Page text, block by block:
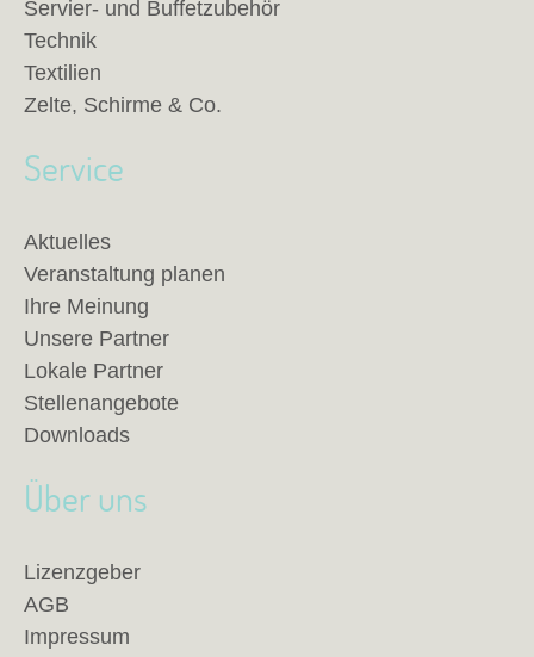
Servier- und Buffetzubehör
Technik
Textilien
Zelte, Schirme & Co.
Service
Aktuelles
Veranstaltung planen
Ihre Meinung
Unsere Partner
Lokale Partner
Stellenangebote
Downloads
Über uns
Lizenzgeber
AGB
Impressum